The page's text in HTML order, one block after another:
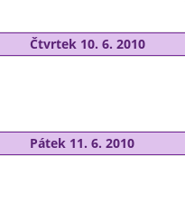
Čtvrtek 10. 6. 2010
Pátek 11. 6. 2010